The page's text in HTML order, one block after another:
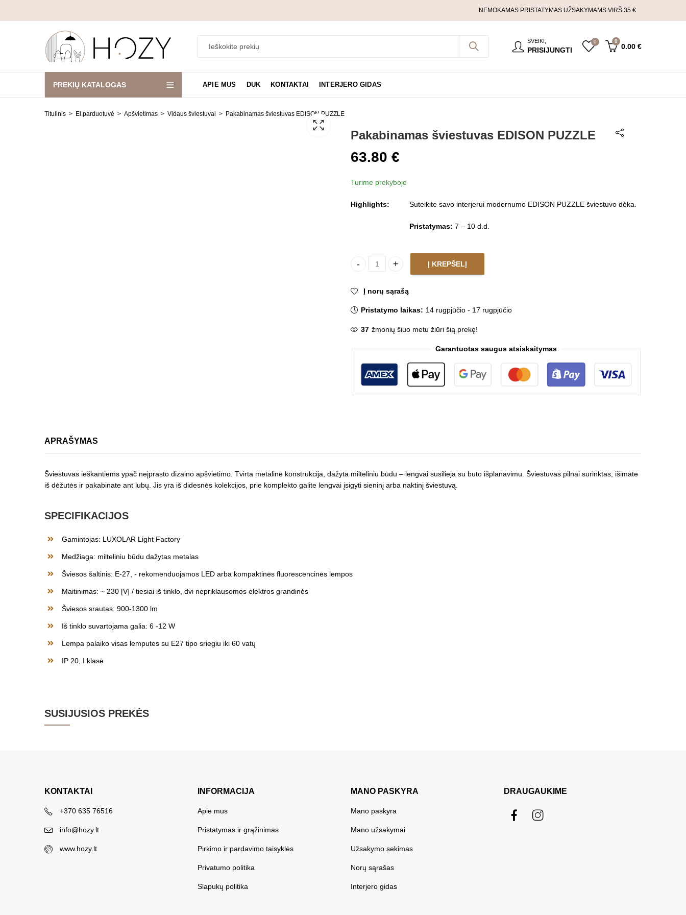
NEMOKAMAS PRISTATYMAS UŽSAKYMAMS VIRŠ 35 €
SVEIKI,
PRISIJUNGTI
0 0
0.00 €
PREKIŲ KATALOGAS APIE MUS DUK KONTAKTAI INTERJERO GIDAS
Titulinis El.parduotuvė Apšvietimas Vidaus šviestuvai Pakabinamas šviestuvas EDISON PUZZLE
Pakabinamas šviestuvas EDISON PUZZLE
63.80 €
Turime prekyboje
Highlights: Suteikite savo interjerui modernumo EDISON PUZZLE šviestuvo dėka.
Pristatymas: 7 – 10 d.d.
Pakabinamas šviestuvas EDISON PUZZLE quantity
Į KREPŠELĮ
Į norų sąrašą
Pristatymo laikas: 14 rugpjūčio - 17 rugpjūčio
37 žmonių šiuo metu žiūri šią prekę!
Garantuotas saugus atsiskaitymas
APRAŠYMAS
Šviestuvas ieškantiems ypač neįprasto dizaino apšvietimo. Tvirta metalinė konstrukcija, dažyta milteliniu būdu – lengvai susilieja su buto išplanavimu. Šviestuvas pilnai surinktas, išimate
iš dėžutės ir pakabinate ant lubų. Jis yra iš didesnės kolekcijos, prie komplekto galite lengvai įsigyti sieninį arba naktinį šviestuvą.
SPECIFIKACIJOS
Gamintojas: LUXOLAR Light Factory
Medžiaga: milteliniu būdu dažytas metalas
Šviesos šaltinis: E-27, - rekomenduojamos LED arba kompaktinės fluorescencinės lempos
Maitinimas: ~ 230 [V] / tiesiai iš tinklo, dvi nepriklausomos elektros grandinės
Šviesos srautas: 900-1300 lm
Iš tinklo suvartojama galia: 6 -12 W
Lempa palaiko visas lemputes su E27 tipo sriegiu iki 60 vatų
IP 20, I klasė
SUSIJUSIOS PREKĖS
KONTAKTAI
+370 635 76516
info@hozy.lt
www.hozy.lt
INFORMACIJA
Apie mus
Pristatymas ir grąžinimas
Pirkimo ir pardavimo taisyklės
Privatumo politika
Slapukų politika
MANO PASKYRA
Mano paskyra
Mano užsakymai
Užsakymo sekimas
Norų sąrašas
Interjero gidas
DRAUGAUKIME